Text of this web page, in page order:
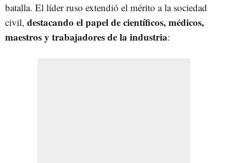
batalla. El líder ruso extendió el mérito a la sociedad
civil, destacando el papel de científicos, médicos,
maestros y trabajadores de la industria: